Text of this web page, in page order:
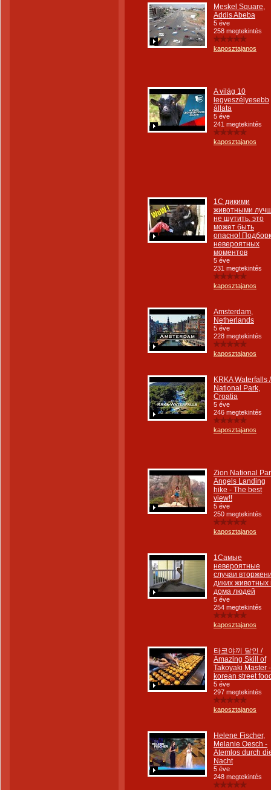
Meskel Square,
Addis Abeba
5 éve
258 megtekintés
kaposztajanos
A világ 10
legveszélyesebb
állata
5 éve
241 megtekintés
kaposztajanos
1С дикими
животными
не шутить, это
может быть
опасно!
невероятных
моментов
5 éve
231 megtekintés
kaposztajanos
Amsterdam,
Netherlands
5 éve
228 megtekintés
kaposztajanos
KRKA Waterfalls /
National Park,
Croatia
5 éve
246 megtekintés
kaposztajanos
Zion National
Angels Landing
hike - The best
view!!
5 éve
250 megtekintés
kaposztajanos
1Самые
невероятные
случаи
диких животных
дома людей
5 éve
254 megtekintés
kaposztajanos
타코야끼 달인 /
Amazing Skill of
Takoyaki Master -
korean street
5 éve
297 megtekintés
kaposztajanos
Helene Fischer,
Melanie Oesch -
Atemlos durch
Nacht
5 éve
248 megtekintés